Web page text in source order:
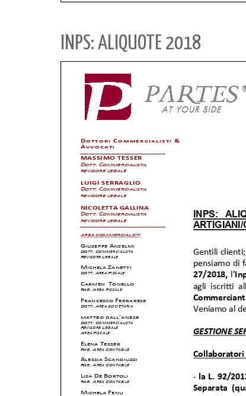
INPS: ALIQUOTE 2018